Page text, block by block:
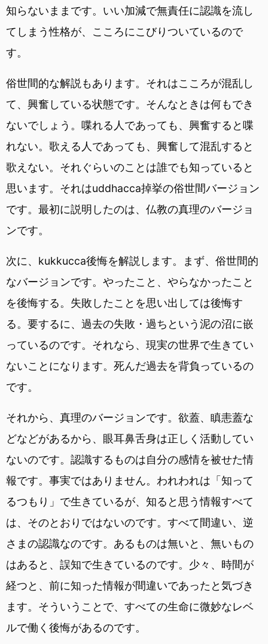
知らないままです。いい加減で無責任に認識を流し
てしまう性格が、こころにこびりついているので
す。
俗世間的な解説もあります。それはこころが混乱し
て、興奮している状態です。そんなときは何もでき
ないでしょう。喋れる人であっても、興奮すると喋
れない。歌える人であっても、興奮して混乱すると
歌えない。それぐらいのことは誰でも知っていると
思います。それはuddhacca掉挙の俗世間バージョン
です。最初に説明したのは、仏教の真理のバージョ
ンです。
次に、kukkucca後悔を解説します。まず、俗世間的
なバージョンです。やったこと、やらなかったこと
を後悔する。失敗したことを思い出しては後悔す
る。要するに、過去の失敗・過ちという泥の沼に嵌
っているのです。それなら、現実の世界で生きてい
ないことになります。死んだ過去を背負っているの
です。
それから、真理のバージョンです。欲蓋、瞋恚蓋な
どなどがあるから、眼耳鼻舌身は正しく活動してい
ないのです。認識するものは自分の感情を被せた情
報です。事実ではありません。われわれは「知って
るつもり」で生きているが、知ると思う情報すべて
は、そのとおりではないのです。すべて間違い、逆
さまの認識なのです。あるものは無いと、無いもの
はあると、誤知で生きているのです。少々、時間が
経つと、前に知った情報が間違いであったと気づき
ます。そういうことで、すべての生命に微妙なレベ
ルで働く後悔があるのです。